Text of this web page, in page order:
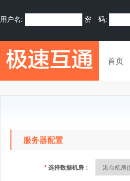
用户名: 密 码:
首页
服务器配置
*选择数据机房：